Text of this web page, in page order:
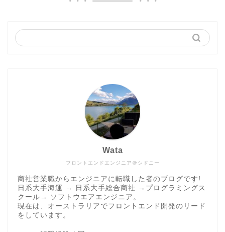
フロントエンドエンジニア＠シドニー
Wata
商社営業職からエンジニアに転職した者のブログです!
日系大手海運 → 日系大手総合商社 →プログラミングス
クール→ ソフトウエアエンジニア。
現在は、オーストラリアでフロントエンド開発のリード
をしています。